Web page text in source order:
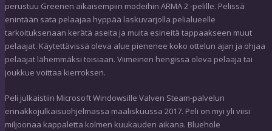
perustuu Greenen aikaisempiin modeihin ARMA 2 -pelille. Pelissä
enintään sata pelaajaa hyppää laskuvarjolla pelialueelle
tarkoituksenaan kerätä aseita ja muita esineitä tappaakseen muut
pelaajat. Käytettävissä oleva alue pienenee koko ottelun ajan ja ohjaa
pelaajat lähemmäksi toisiaan. Viimeinen hengissä oleva pelaaja tai
joukkue voittaa kierroksen.
Peli julkaistiin Microsoft Windowsille Valven Steam-palvelun
ennakkojulkaisuohjelmassa maaliskuussa 2017. Peli on myi yli viisi
miljoonaa kappaletta kolmen kuukauden aikana. Bluehole